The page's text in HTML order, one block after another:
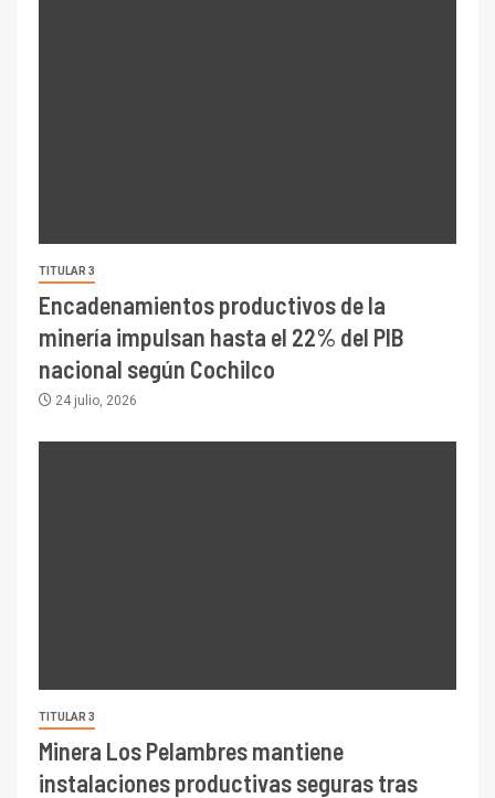
TITULAR 3
Encadenamientos productivos de la
minería impulsan hasta el 22% del PIB
nacional según Cochilco
24 julio, 2026
TITULAR 3
Minera Los Pelambres mantiene
instalaciones productivas seguras tras